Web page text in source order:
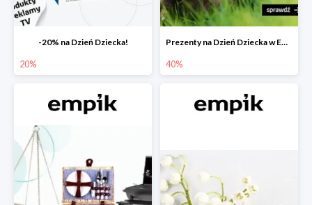
-20% na Dzień Dziecka!
20%
Prezenty na Dzień Dziecka w Empiku do -40%
40%